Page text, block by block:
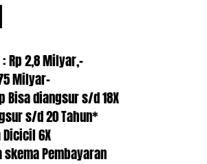
Rp 2,8 Milyar,-
Milyar-
Bisa diangsur s/d 18X
s/d 20 Tahun*
Dicicil 6X
skema Pembayaran